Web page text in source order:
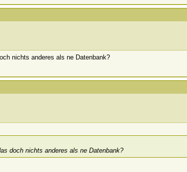
nichts anderes als ne Datenbank?
doch nichts anderes als ne Datenbank?